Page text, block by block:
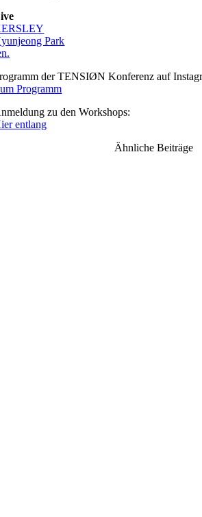
Park
der TENSIØN Konferenz auf
Programm
zu den Workshops:
entlang
Ähnliche Beiträge